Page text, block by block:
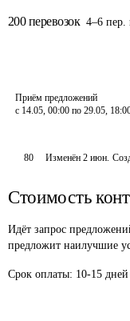
200 перевозок 4–6 пер.
Приём предложений
с 14.05, 00:00 по 29.05,
80 Изменён2 июн.
Стоимость
Идёт запрос
предложит наилучшие
Срок оплаты: 10-15 дней